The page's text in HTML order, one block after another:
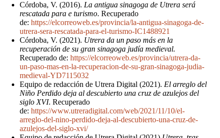
Córdoba, V. (2016). La antigua sinagoga de Utrera será
rescatada para e turismo. Recuperado
de: https://elcorreoweb.es/provincia/la-antigua-sinagoga-de-
utrera-sera-rescatada-para-el-turismo-IC1488921
Córdoba, V. (2021). Utrera da un paso más en la
recuperación de su gran sinagoga judía medieval.
Recuperado de: https://elcorreoweb.es/provincia/utrera-da-
un-paso-mas-en-la-recuperacion-de-su-gran-sinagoga-judia-
medieval-YD7115032
Equipo de redacción de Utrera Digital (2021). El arreglo del
Niño Perdido deja al descubierto una cruz de azulejos del
siglo XVI. Recuperado
de: https://www.utreradigital.com/web/2021/11/10/el-
arreglo-del-nino-perdido-deja-al-descubierto-una-cruz-de-
azulejos-del-siglo-xvi/